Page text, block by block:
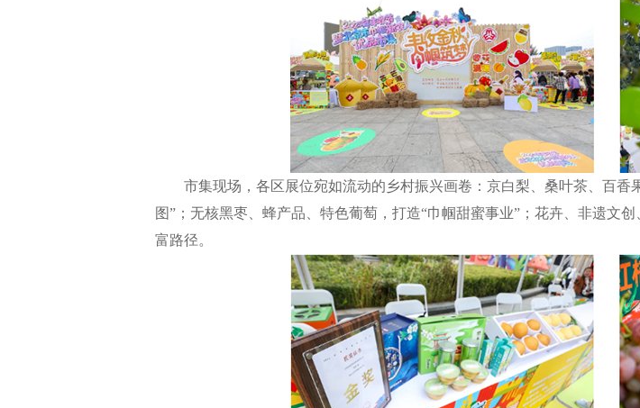
市集现场，各区展位宛如流动的乡村振兴画卷：京白梨、桑叶茶、百香
图”；无核黑枣、蜂产品、特色葡萄，打造“巾帼甜蜜事业”；花卉、非遗文
富路径。